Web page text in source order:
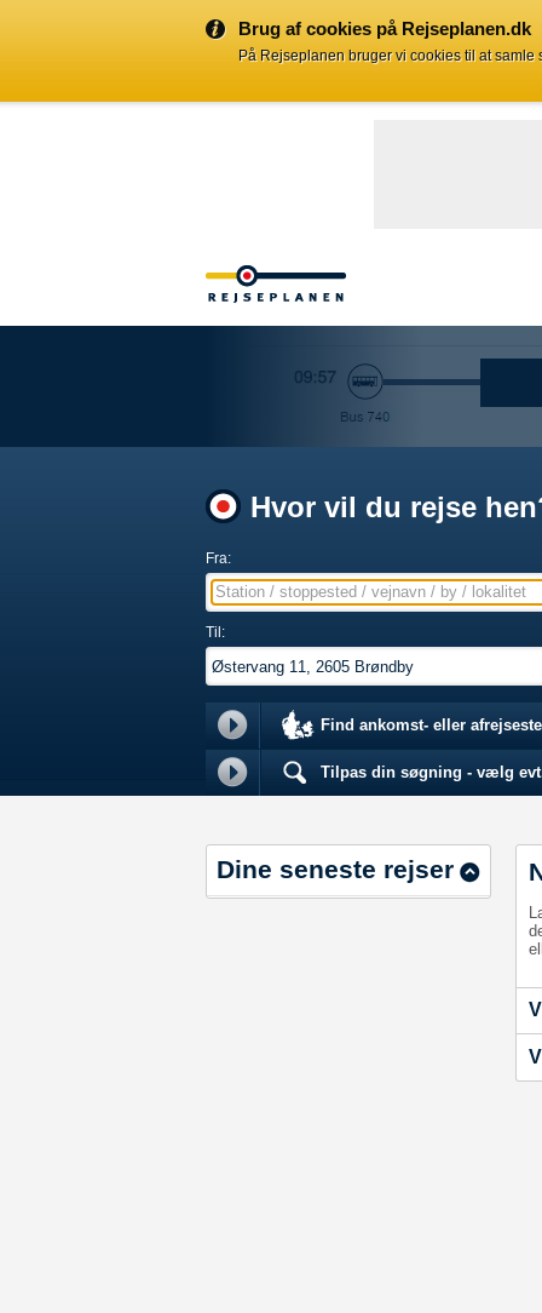
Brug af cookies på Rejseplanen.dk
På Rejseplanen bruger vi cookies til at
Hvor vil du rejse
Fra:
Station / stoppested / vejnavn / by / lokalitet
Til:
Find ankomst- eller
Tilpas din søgning - vælg
Dine seneste rejser